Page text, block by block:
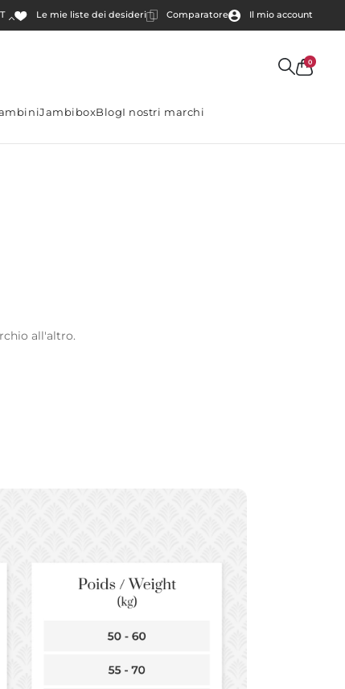
Le mie liste dei desideri Comparatore Il mio account
JambiboxBlogI nostri marchi
0
all'altro.